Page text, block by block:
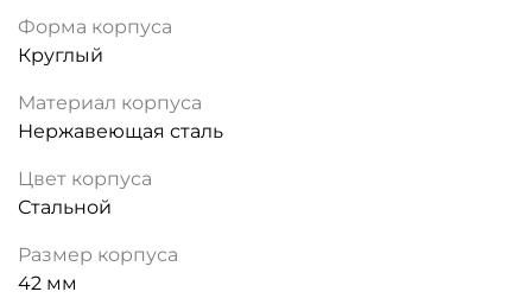
Форма корпуса
Круглый
Материал корпуса
Нержавеющая сталь
Цвет корпуса
Стальной
Размер корпуса
42 мм